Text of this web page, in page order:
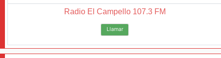
Radio El Campello 107.3 FM
Llamar